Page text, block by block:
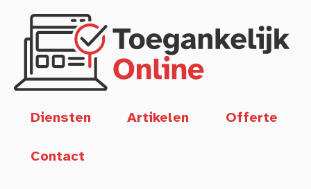
Naar hoofdinhoud
Diensten Artikelen Offerte
Contact